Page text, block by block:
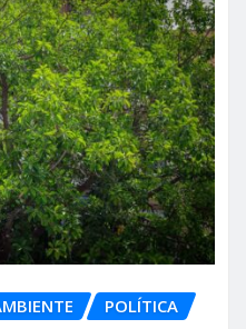
POLÍTICA